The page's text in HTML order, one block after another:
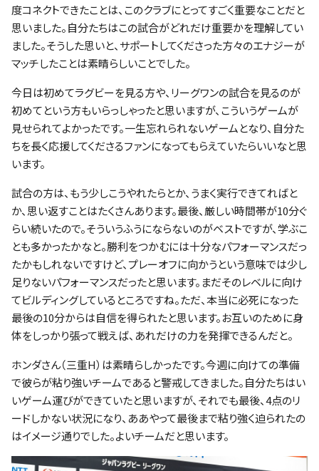
度コネクトできたことは、このクラブにとってすごく重要なことだと
思いました。自分たちはこの試合がどれだけ重要かを理解してい
ました。そうした思いと、サポートしてくださった方々のエナジーが
マッチしたことは素晴らしいことでした。
今日は初めてラグビーを見る方や、リーグワンの試合を見るのが
初めてという方もいらっしゃったと思いますが、こういうゲームが
見せられてよかったです。一生忘れられないゲームとなり、自分た
ちを長く応援してくださるファンになってもらえていたらいいなと思
います。
試合の方は、もう少しこうやれたらとか、うまく実行できてればと
か、思い返すことはたくさんあります。最後、厳しい時間帯が10分ぐ
らい続いたので。そういうふうにならないのがベストですが、学ぶこ
とも多かったかなと。勝利をつかむには十分なパフォーマンスだっ
たかもしれないですけど、プレーオフに向かうという意味では少し
足りないパフォーマンスだったと思います。まだそのレベルに向け
てビルディングしているところですね。ただ、本当に必死になった
最後の10分からは自信を得られたと思います。お互いのために身
体をしっかり張って戦えば、あれだけの力を発揮できるんだと。
ホンダさん（三重H）は素晴らしかったです。今週に向けての準備
で彼らが粘り強いチームであると警戒してきました。自分たちはい
いゲーム運びができていたと思いますが、それでも最後、4点のリ
ードしかない状況になり、ああやって最後まで粘り強く迫られたの
はイメージ通りでした。よいチームだと思います。